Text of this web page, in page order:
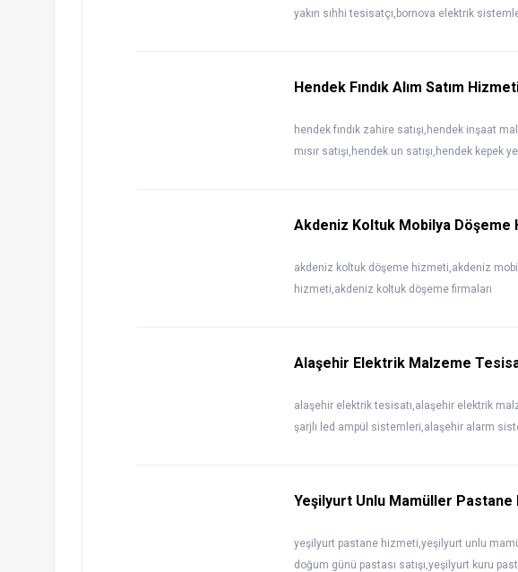
yakın sıhhi tesisatçı,bornova elektrik
Hendek Fındık Alım Satım
hendek fındık zahire satışı,hendek inşaat
mısır satışı,hendek un satışı,hendek kepek
Akdeniz Koltuk Mobilya
akdeniz koltuk döşeme hizmeti,akdeniz
hizmeti,akdeniz koltuk döşeme firmaları
Alaşehir Elektrik Malzeme
alaşehir elektrik tesisatı,alaşehir elektrik
şarjlı led ampül sistemleri,alaşehir alarm
Yeşilyurt Unlu Mamüller Pastane
yeşilyurt pastane hizmeti,yeşilyurt unlu
doğum günü pastası satışı,yeşilyurt kuru